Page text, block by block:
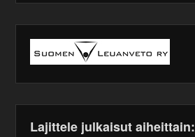
Lajittele julkaisut aiheittain: